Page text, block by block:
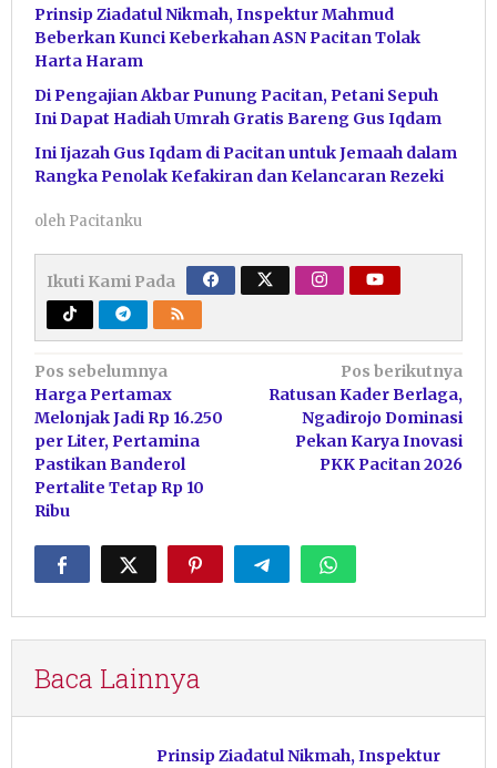
Prinsip Ziadatul Nikmah, Inspektur Mahmud
Beberkan Kunci Keberkahan ASN Pacitan Tolak
Harta Haram
Di Pengajian Akbar Punung Pacitan, Petani Sepuh
Ini Dapat Hadiah Umrah Gratis Bareng Gus Iqdam
Ini Ijazah Gus Iqdam di Pacitan untuk Jemaah dalam
Rangka Penolak Kefakiran dan Kelancaran Rezeki
oleh Pacitanku
Ikuti Kami Pada
Navigasi
pos
Pos sebelumnya
Harga Pertamax
Melonjak Jadi Rp 16.250
per Liter, Pertamina
Pastikan Banderol
Pertalite Tetap Rp 10
Ribu
Pos berikutnya
Ratusan Kader Berlaga,
Ngadirojo Dominasi
Pekan Karya Inovasi
PKK Pacitan 2026
Baca Lainnya
Prinsip Ziadatul Nikmah, Inspektur